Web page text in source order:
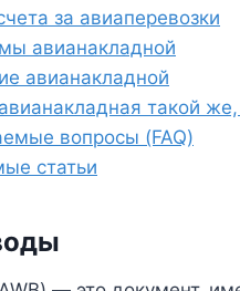
за авиаперевозки
авианакладной
авианакладной
такой
вопросы (FAQ)
статьи